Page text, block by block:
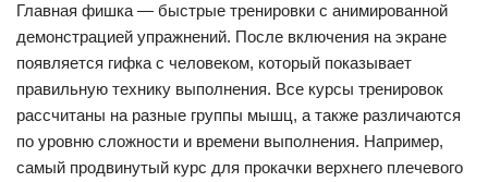
Главная фишка — быстрые тренировки с анимированной
демонстрацией упражнений. После включения на экране
появляется гифка с человеком, который показывает
правильную технику выполнения. Все курсы тренировок
рассчитаны на разные группы мышц, а также различаются
по уровню сложности и времени выполнения. Например,
самый продвинутый курс для прокачки верхнего плечевого